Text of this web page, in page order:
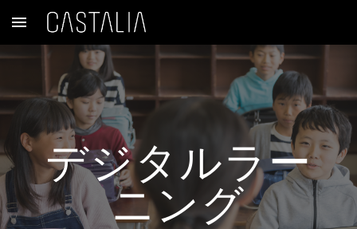
Skip to main content
デジタルラー
ニング